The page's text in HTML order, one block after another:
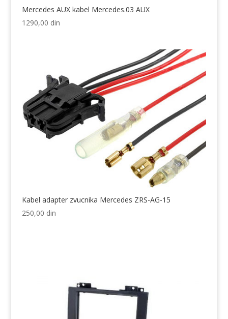
Mercedes AUX kabel Mercedes.03 AUX
1290,00 din
Kabel adapter zvucnika Mercedes ZRS-AG-15
250,00 din